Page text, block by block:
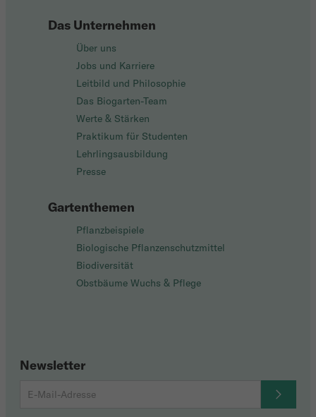
Das Unternehmen
Über uns
Jobs und Karriere
Leitbild und Philosophie
Das Biogarten-Team
Werte & Stärken
Praktikum für Studenten
Lehrlingsausbildung
Presse
Gartenthemen
Pflanzbeispiele
Biologische Pflanzenschutzmittel
Biodiversität
Obstbäume Wuchs & Pflege
Newsletter